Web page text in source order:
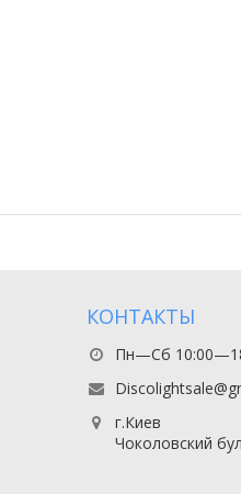
КОНТАКТЫ
Пн—Сб
г.Киев
Чоколовский